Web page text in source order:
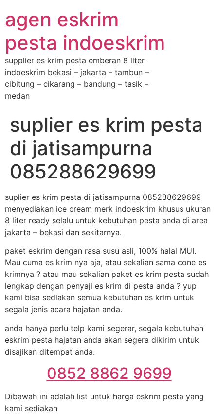
agen eskrim
pesta indoeskrim
supplier es krim pesta emberan 8 liter
indoeskrim bekasi – jakarta – tambun –
cibitung – cikarang – bandung – tasik –
medan
suplier es krim pesta
di jatisampurna
085288629699
suplier es krim pesta di jatisampurna 085288629699
menyediakan ice cream merk indoeskrim khusus ukuran
8 liter ready selalu untuk kebutuhan pesta anda di area
jakarta – bekasi dan sekitarnya.
paket eskrim dengan rasa susu asli, 100% halal MUI.
Mau cuma es krim nya aja, atau sekalian sama cone es
krimnya ? atau mau sekalian paket es krim pesta sudah
lengkap dengan penyaji es krim di pesta anda ? yup
kami bisa sediakan semua kebutuhan es krim untuk
segala jenis acara hajatan anda.
anda hanya perlu telp kami segerar, segala kebutuhan
eskrim pesta hajatan anda akan segera dikirim untuk
disajikan ditempat anda.
0852 8862 9699
Dibawah ini adalah list untuk harga eskrim pesta yang
kami sediakan